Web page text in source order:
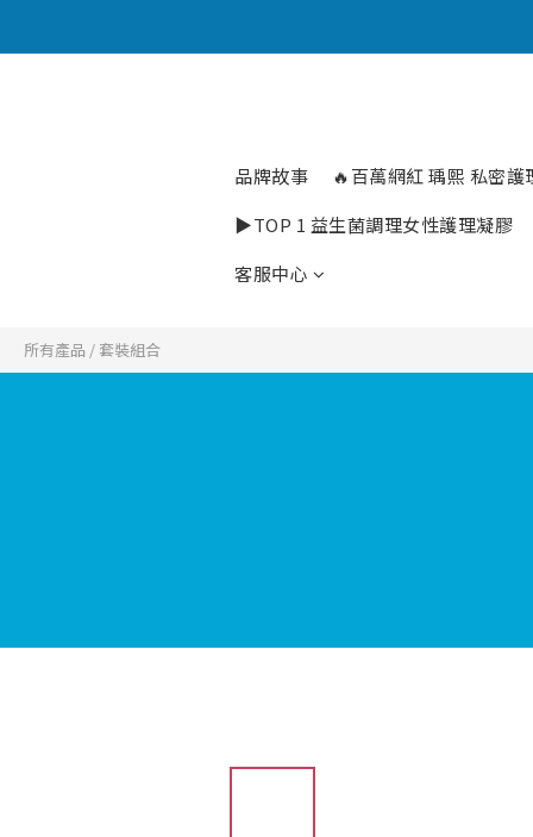
品牌故事
🔥百萬網紅 瑀熙 私密
▶️TOP 1 益生菌調理女性護理凝膠
客服中心
所有產品 / 套裝組合